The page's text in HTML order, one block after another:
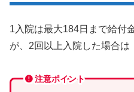
1入院は最大184日まで給付
が、2回以上入院した場合は
注意ポイント